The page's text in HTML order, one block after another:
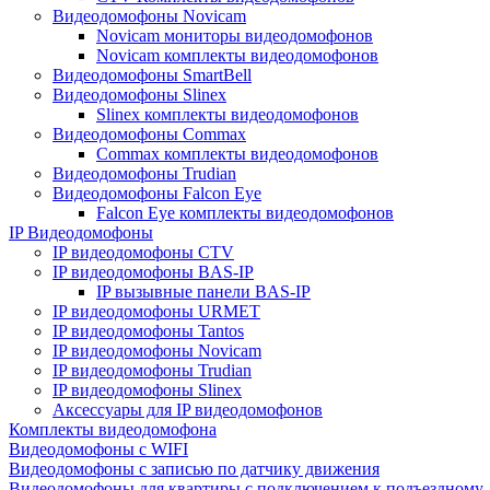
Видеодомофоны Novicam
Novicam мониторы видеодомофонов
Novicam комплекты видеодомофонов
Видеодомофоны SmartBell
Видеодомофоны Slinex
Slinex комплекты видеодомофонов
Видеодомофоны Commax
Commax комплекты видеодомофонов
Видеодомофоны Trudian
Видеодомофоны Falcon Eye
Falcon Eye комплекты видеодомофонов
IP Видеодомофоны
IP видеодомофоны CTV
IP видеодомофоны BAS-IP
IP вызывные панели BAS-IP
IP видеодомофоны URMET
IP видеодомофоны Tantos
IP видеодомофоны Novicam
IP видеодомофоны Trudian
IP видеодомофоны Slinex
Аксессуары для IP видеодомофонов
Комплекты видеодомофона
Видеодомофоны с WIFI
Видеодомофоны с записью по датчику движения